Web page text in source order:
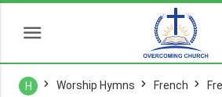
H Worship Hymns French